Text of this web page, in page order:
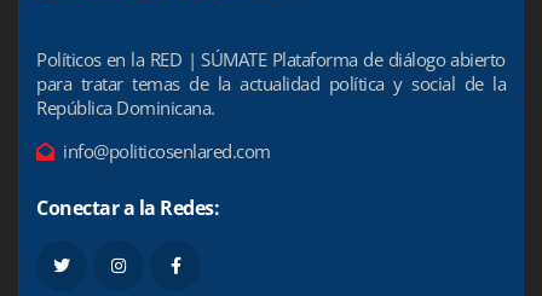
Políticos en la RED | SÚMATE Plataforma de diálogo abierto
para tratar temas de la actualidad política y social de la
República Dominicana.
info@politicosenlared.com
Conectar a la Redes: